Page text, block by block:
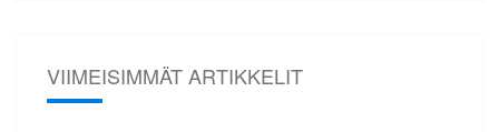
VIIMEISIMMÄT ARTIKKELIT